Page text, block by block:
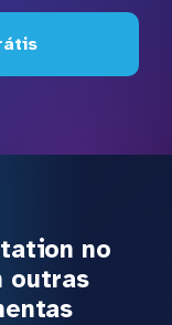
no
outras